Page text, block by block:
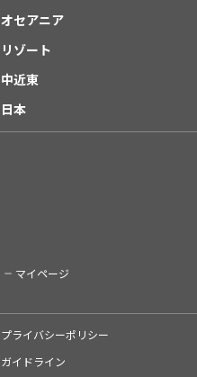
オセアニア
リゾート
中近東
日本
マイページ
プライバシーポリシー
ガイドライン